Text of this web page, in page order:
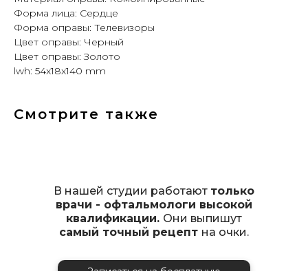
Форма лица: Сердце
Форма оправы: Телевизоры
Цвет оправы: Черный
Цвет оправы: Золото
lwh: 54x18x140 mm
Смотрите также
В нашей студии работают только
врачи - офтальмологи высокой
квалификации. Они выпишут
самый точный рецепт на очки.